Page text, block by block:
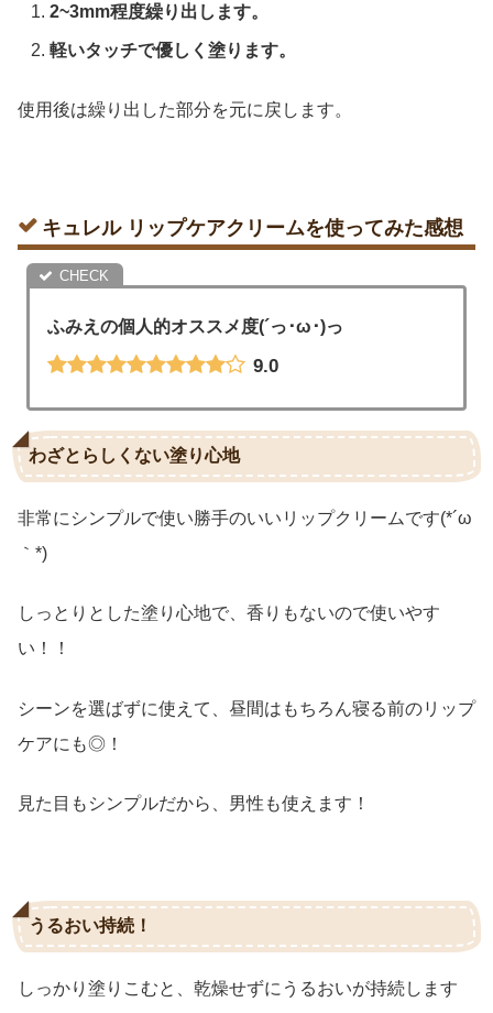
2~3mm程度繰り出します。
軽いタッチで優しく塗ります。
使用後は繰り出した部分を元に戻します。
キュレル リップケアクリームを使ってみた感想
ふみえの個人的オススメ度(´っ･ω･)っ
9.0
わざとらしくない塗り心地
非常にシンプルで使い勝手のいいリップクリームです(*´ω
｀*)
しっとりとした塗り心地で、香りもないので使いやす
い！！
シーンを選ばずに使えて、昼間はもちろん寝る前のリップ
ケアにも◎！
見た目もシンプルだから、男性も使えます！
うるおい持続！
しっかり塗りこむと、乾燥せずにうるおいが持続します